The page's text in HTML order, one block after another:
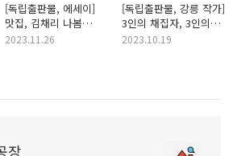
[독립출판물, 에세이]
맛집, 김채리 나봄
현소희 초밥
2023.11.26
[독립출판물, 강릉 작가]
3인의 채집자, 3인의
바다
2023.10.19
장